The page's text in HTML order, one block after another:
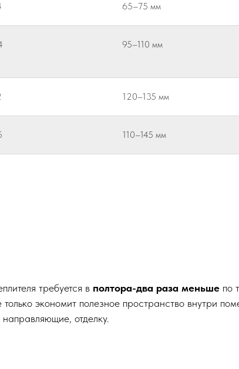
65–75 мм
95–110 мм
120–135 мм
110–145 мм
требуется в полтора-два раза меньше по
экономит полезное пространство внутри
отделку.